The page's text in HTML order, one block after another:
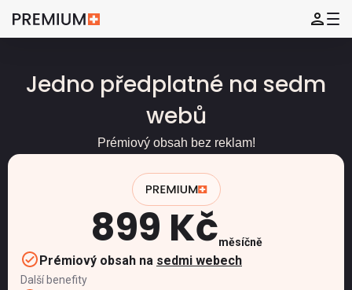
Jedno předplatné na sedm
webů
Prémiový obsah bez reklam!
899 Kčměsíčně
Prémiový obsah na sedmi webech
Další benefity